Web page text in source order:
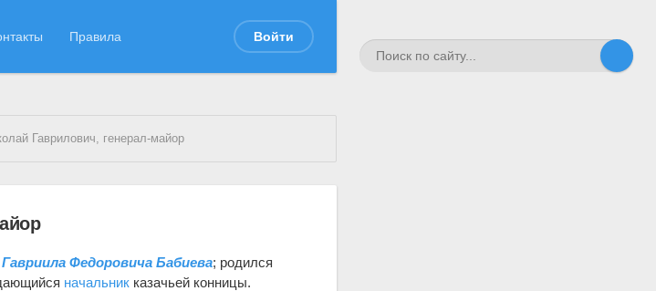
Правила Войти
Гаврилович, генерал-майор
Федоровича Бабиева; родился
начальник казачьей конницы.